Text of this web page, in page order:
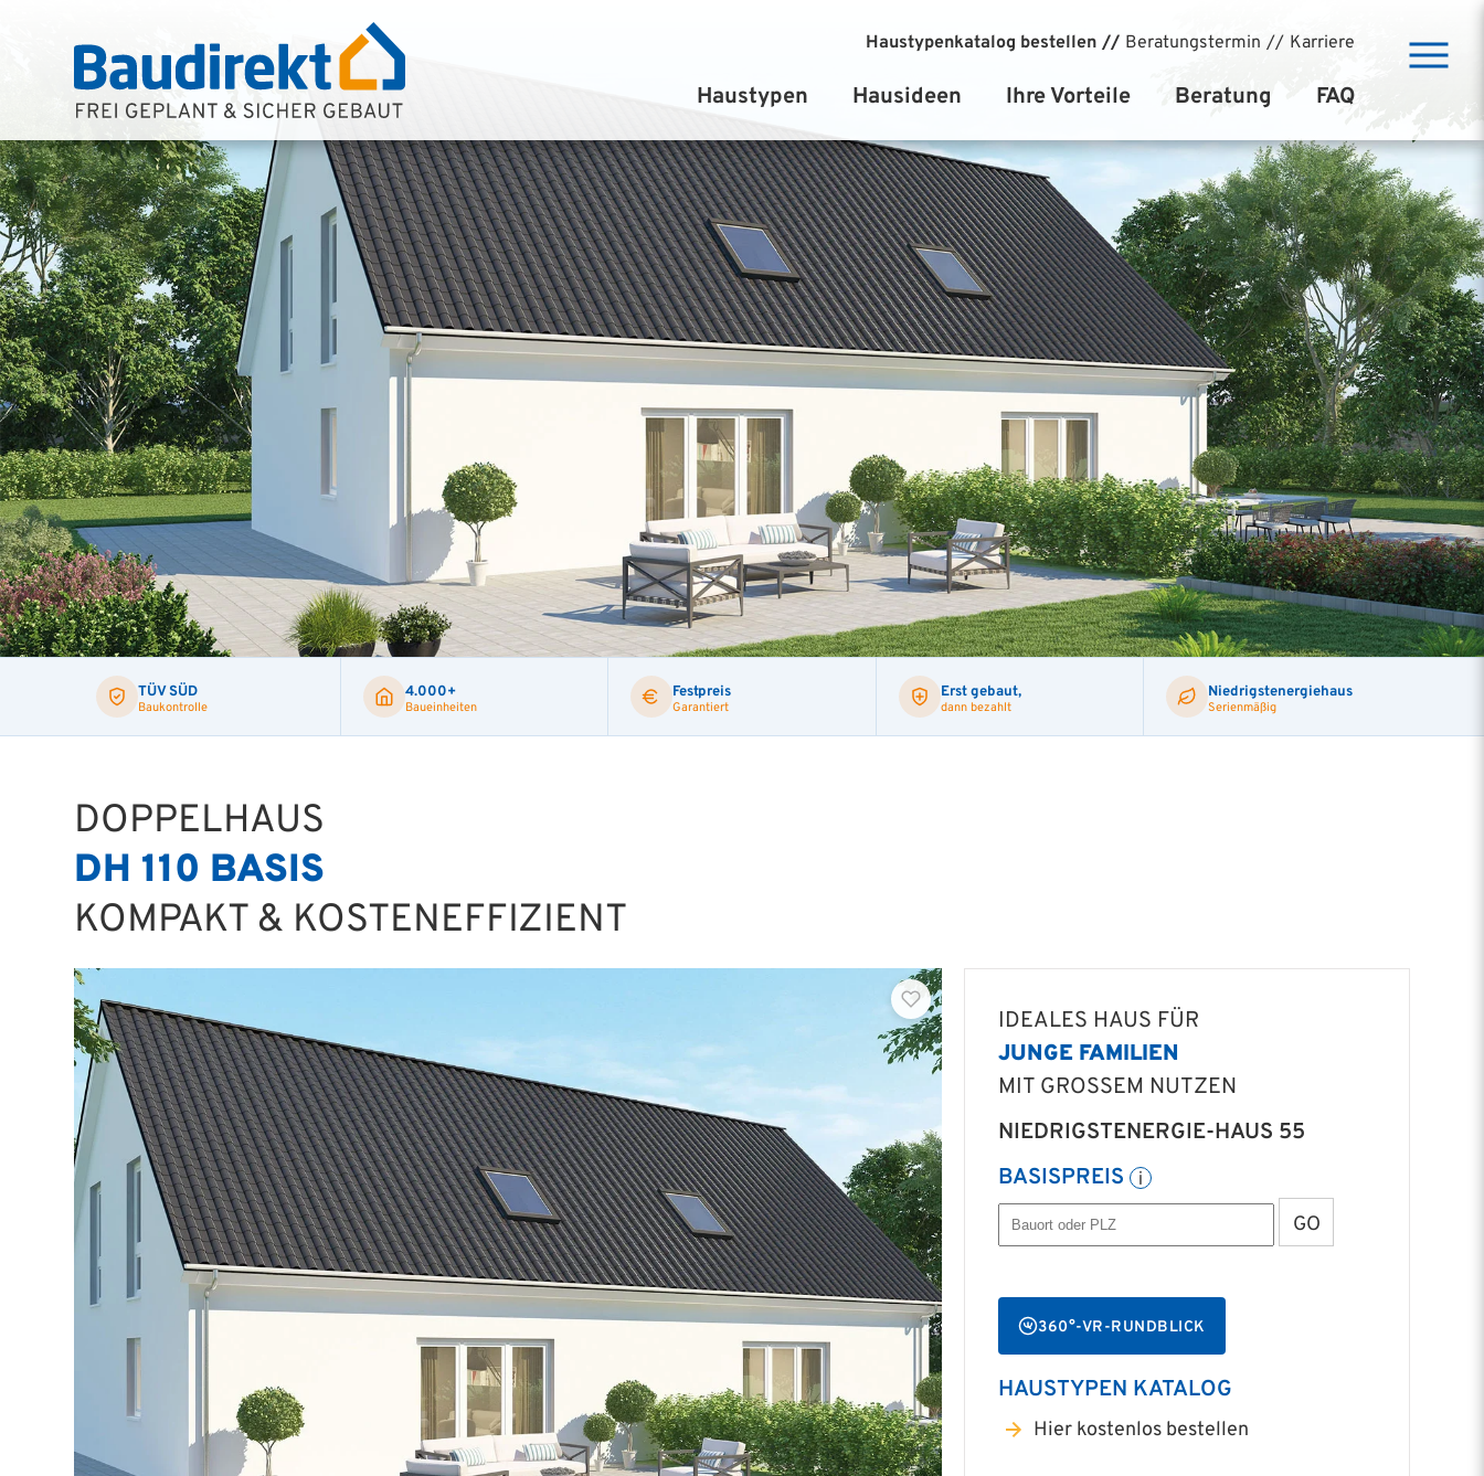
Haustypenkatalog bestellen Beratungstermin Karriere
Haustypen
Einfamilienhäuser
Stadtvilla
Bungalow
Zweifamilienhäuser
Doppelhäuser
Hausideen
Ihre Vorteile
Baudirekt-System
Vollkasko Sicherheit
BAX Preisvorteil
Niedrigstenergiehaus
Climapro Massivwand
Markenqualität
Baukontrolle TÜV Süd
Barrierefreies bauen
Beratung
Kostenlose Bauberatung
Baufinanzierung
10 Schritte bis zum Einzug
Referenzprojekte
FAQ
TÜV SÜD
Baukontrolle
4.000+
Baueinheiten
Festpreis
Garantiert
Erst gebaut,
dann bezahlt
Niedrigstenergiehaus
Serienmäßig
DOPPELHAUS
DH 110 BASIS
KOMPAKT & KOSTENEFFIZIENT
IDEALES HAUS FÜR
JUNGE FAMILIEN
MIT GROSSEM NUTZEN
NIEDRIGSTENERGIE-HAUS 55
BASISPREIS
GO
360°-VR-RUNDBLICK
HAUSTYPEN KATALOG
Hier kostenlos bestellen